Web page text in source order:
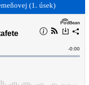
(1. úsek)